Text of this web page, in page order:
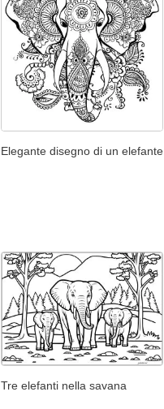
Elegante disegno di un elefante
Tre elefanti nella savana